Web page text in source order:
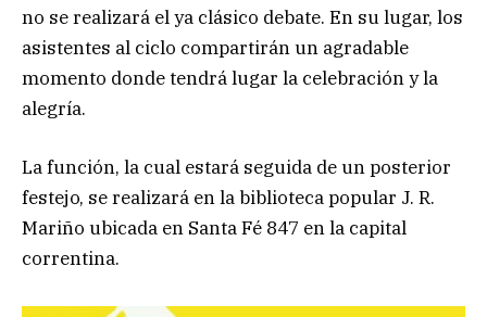
no se realizará el ya clásico debate. En su lugar, los
asistentes al ciclo compartirán un agradable
momento donde tendrá lugar la celebración y la
alegría.
La función, la cual estará seguida de un posterior
festejo, se realizará en la biblioteca popular J. R.
Mariño ubicada en Santa Fé 847 en la capital
correntina.